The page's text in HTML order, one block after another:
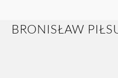
BRONISŁAW